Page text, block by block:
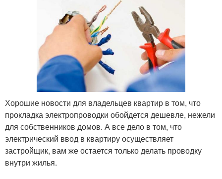
Хорошие новости для владельцев квартир в том, что
прокладка электропроводки обойдется дешевле, нежели
для собственников домов. А все дело в том, что
электрический ввод в квартиру осуществляет
застройщик, вам же остается только делать проводку
внутри жилья.